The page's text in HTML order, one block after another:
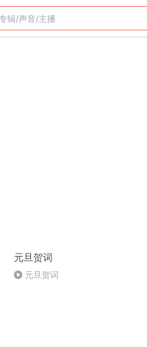
元旦贺词
元旦贺词